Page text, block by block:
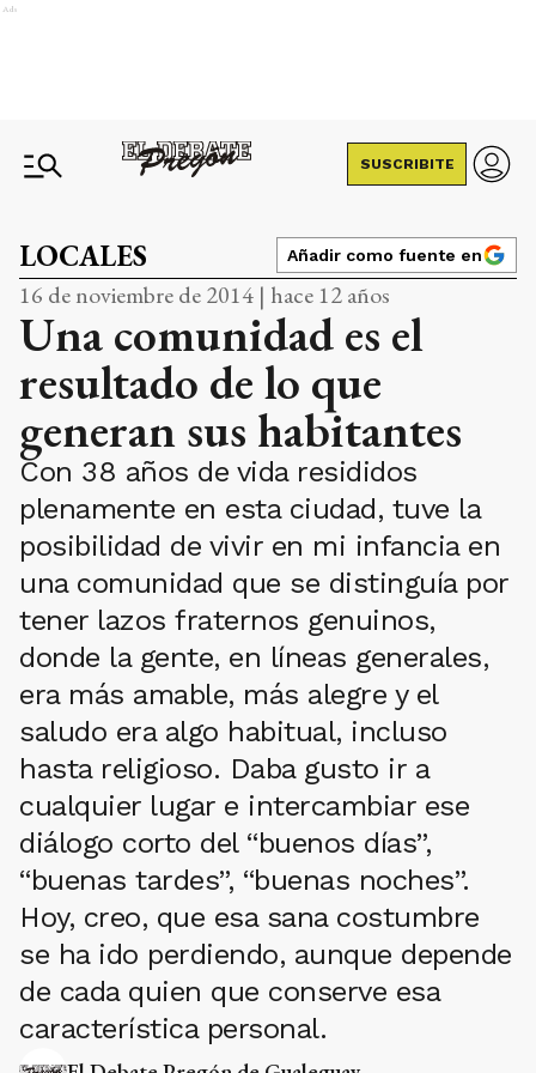
Ads
SUSCRIBITE
LOCALES Añadir como fuente en
16 de noviembre de 2014 | hace 12 años
Una comunidad es el
resultado de lo que
generan sus habitantes
Con 38 años de vida resididos
plenamente en esta ciudad, tuve la
posibilidad de vivir en mi infancia en
una comunidad que se distinguía por
tener lazos fraternos genuinos,
donde la gente, en líneas generales,
era más amable, más alegre y el
saludo era algo habitual, incluso
hasta religioso. Daba gusto ir a
cualquier lugar e intercambiar ese
diálogo corto del “buenos días”,
“buenas tardes”, “buenas noches”.
Hoy, creo, que esa sana costumbre
se ha ido perdiendo, aunque depende
de cada quien que conserve esa
característica personal.